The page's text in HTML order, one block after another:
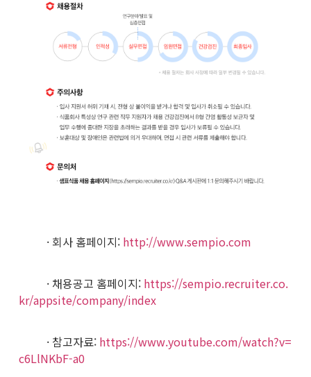
· 회사 홈페이지: http://www.sempio.com
· 채용공고 홈페이지: https://sempio.recruiter.co.
kr/appsite/company/index
· 참고자료: https://www.youtube.com/watch?v=
c6LlNKbF-a0